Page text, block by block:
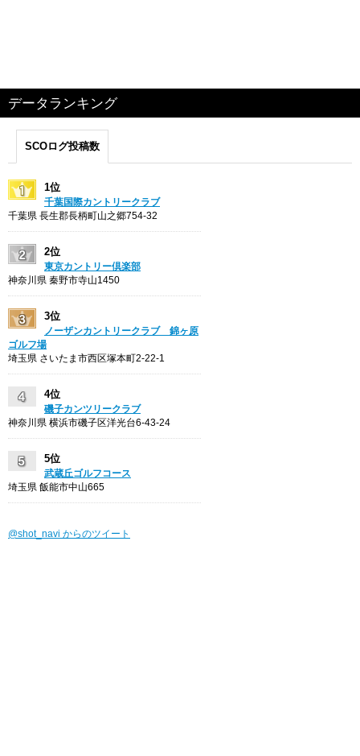
データランキング
SCOログ投稿数
1位
千葉国際カントリークラブ
千葉県 長生郡長柄町山之郷754-32
2位
東京カントリー倶楽部
神奈川県 秦野市寺山1450
3位
ノーザンカントリークラブ 錦ヶ原
ゴルフ場
埼玉県 さいたま市西区塚本町2-22-1
4位
磯子カンツリークラブ
神奈川県 横浜市磯子区洋光台6-43-24
5位
武蔵丘ゴルフコース
埼玉県 飯能市中山665
@shot_navi からのツイート